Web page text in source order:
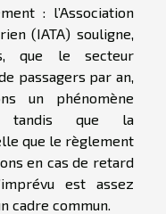
: l’Association
(IATA) souligne,
que le secteur
passagers par an,
un phénomène
tandis que la
que le règlement
en cas de retard
est assez
cadre commun.